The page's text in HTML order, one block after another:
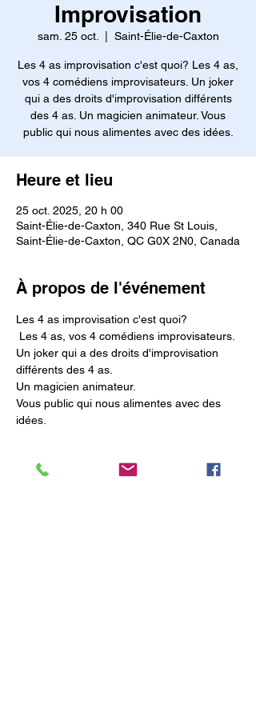
Improvisation
sam. 25 oct. Saint-Élie-de-Caxton
Les 4 as improvisation c'est quoi? Les 4 as,
vos 4 comédiens improvisateurs. Un joker
qui a des droits d'improvisation différents
des 4 as. Un magicien animateur. Vous
public qui nous alimentes avec des idées.
Heure et lieu
25 oct. 2025, 20 h 00
Saint-Élie-de-Caxton, 340 Rue St Louis,
Saint-Élie-de-Caxton, QC G0X 2N0, Canada
À propos de l'événement
Les 4 as improvisation c'est quoi?
Les 4 as, vos 4 comédiens improvisateurs.
Un joker qui a des droits d'improvisation
différents des 4 as.
Un magicien animateur.
Vous public qui nous alimentes avec des
idées.